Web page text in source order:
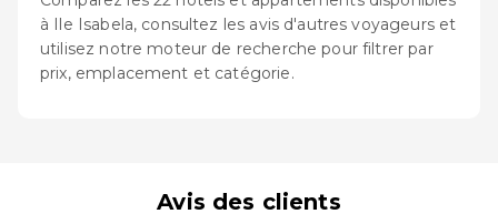
à Ile Isabela, consultez les avis d'autres voyageurs et
utilisez notre moteur de recherche pour filtrer par
prix, emplacement et catégorie.
Avis des clients